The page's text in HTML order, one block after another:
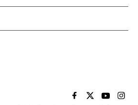
EL PAÍS BRASIL EN
EL PAÍSEL PAÍS
EL